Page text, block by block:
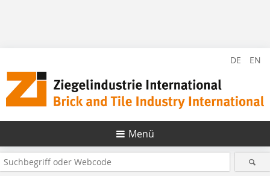
DE EN
Menü